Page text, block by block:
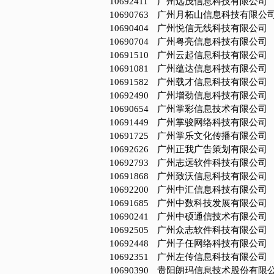
10690763
广州月柘山信息科技有限公
10690404
广州悦信无线科技有限公司
10690704
广州粤亮信息科技有限公司
10691510
广州云起信息科技有限公司
10691081
广州蕴达信息科技有限公司
10691582
广州载才信息科技有限公司
10692490
广州增劲信息科技有限公司
10690654
广州掌彩信息技术有限公司
10691449
广州掌骏网络科技有限公司
10691725
广州掌乐文化传播有限公司
10692626
广州正我广告策划有限公司
10692793
广州志远软件科技有限公司
10691868
广州致沃信息科技有限公司
10692200
广州中汇信息科技有限公司
10691685
广州中数科技发展有限公司
10690241
广州中硕通信技术有限公司
10692505
广州众志软件科技有限公司
10692448
广州子任网络科技有限公司
10692351
广州左传信息科技有限公司
10690390
贵阳朗玛信息技术股份有限